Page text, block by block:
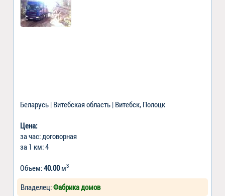
Беларусь | Витебская область | Витебск, Полоцк
Цена:
за час: договорная
за 1 км: 4
Объем:40.00м3
Владелец:Фабрика домов